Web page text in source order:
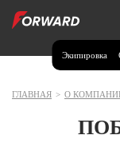
Экипировка
Москва и МО
Волгоградская область
Воронежская область (1)
ГЛАВНАЯ > О